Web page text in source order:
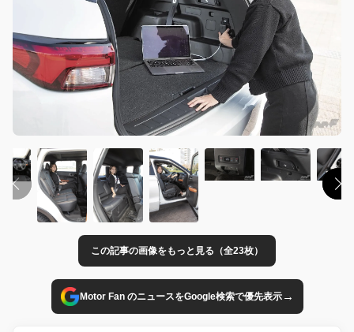
この記事の画像をもっと見る（全23枚）
Motor Fan のニュースをGoogle検索で優先表示→